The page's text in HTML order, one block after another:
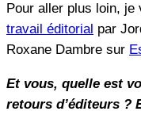
Pour aller plus loin,
travail éditorial par
Roxane Dambre sur
Et vous, quelle est
retours d’éditeurs ?